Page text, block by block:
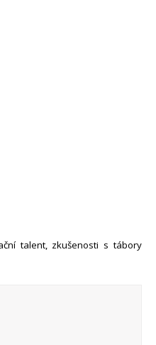
talent, zkušenosti s tábory